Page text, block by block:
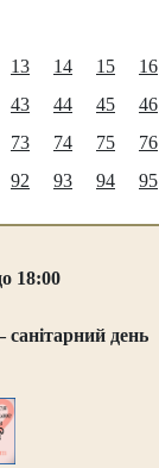
13 14 15 16
43 44 45 46
73 74 75 76
92 93 94 95
18:00
день